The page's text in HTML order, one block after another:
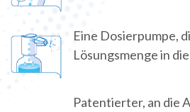
Eine Dosierpumpe,
Lösungsmenge in
Patentierter, an die